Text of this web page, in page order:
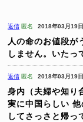
返信 匿名 2018年03月19
人の命のお値段が
しません。いたっ
返信 匿名 2018年03月19
身内（夫婦や知り
実に中国らしい 他
してさっさと帰っ